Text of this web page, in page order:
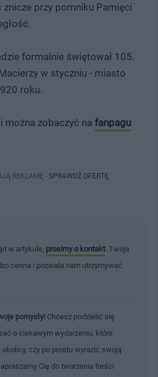
znicze przy pomniku Pamięci
formalnie świętował 105.
w styczniu - miasto
roku.
można zobaczyć na fanpagu
REKLAMĘ - SPRAWDŹ OFERTĘ
w artykule, prosimy o kontakt . Twoja
cenna i pozwala nam utrzymywać
pomysły! Chcesz podzielić się
o ciekawym wydarzeniu, które
czy po prostu wyrazić swoją
Cię do tworzenia treści